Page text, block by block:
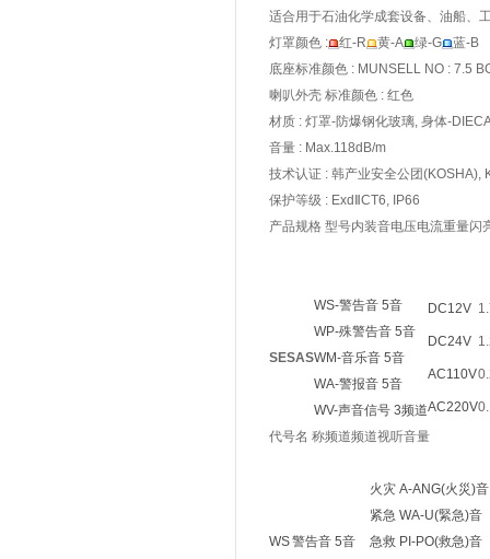
适合用于石油化学成套设备、油船、
灯罩颜色 :
红-R 黄-A 绿-G
蓝-B
底座标准颜色 : MUNSELL NO : 7.5
喇叭外壳 标准颜色 : 红色
材质 : 灯罩-防爆钢化玻璃, 身体-
音量 : Max.118dB/m
技术认证 : 韩产业安全公团(KOSHA),
保护等级 : ExdⅡCT6, IP66
产品规格 型号内装音电压电流重量闪
SESAS
WS-警告音 5音
WP-殊警告音 5音
WM-音乐音 5音
WA-警报音 5音
WV-声音信号 3频道
DC12V
DC24V
AC110V
AC220V
代号名 称频道频道视听音量
WS警告音 5音
火灾 A-ANG(火災)音
紧急 WA-U(緊急)音
急救 PI-PO(救急)音